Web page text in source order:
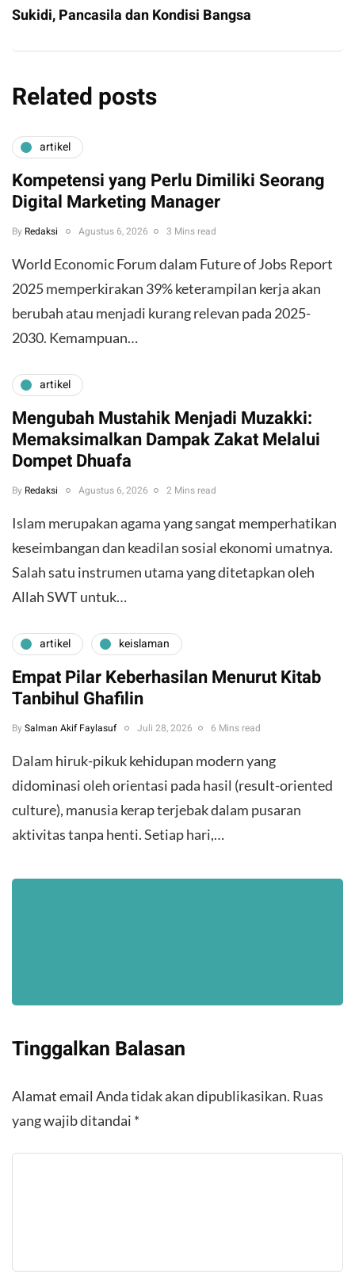
Sukidi, Pancasila dan Kondisi Bangsa
Related posts
artikel
Kompetensi yang Perlu Dimiliki Seorang
Digital Marketing Manager
By Redaksi Agustus 6, 2026 3 Mins read
World Economic Forum dalam Future of Jobs Report
2025 memperkirakan 39% keterampilan kerja akan
berubah atau menjadi kurang relevan pada 2025-
2030. Kemampuan…
artikel
Mengubah Mustahik Menjadi Muzakki:
Memaksimalkan Dampak Zakat Melalui
Dompet Dhuafa
By Redaksi Agustus 6, 2026 2 Mins read
Islam merupakan agama yang sangat memperhatikan
keseimbangan dan keadilan sosial ekonomi umatnya.
Salah satu instrumen utama yang ditetapkan oleh
Allah SWT untuk…
artikel keislaman
Empat Pilar Keberhasilan Menurut Kitab
Tanbihul Ghafilin
By Salman Akif Faylasuf Juli 28, 2026 6 Mins read
Dalam hiruk-pikuk kehidupan modern yang
didominasi oleh orientasi pada hasil (result-oriented
culture), manusia kerap terjebak dalam pusaran
aktivitas tanpa henti. Setiap hari,…
Tinggalkan Balasan
Alamat email Anda tidak akan dipublikasikan. Ruas
yang wajib ditandai *